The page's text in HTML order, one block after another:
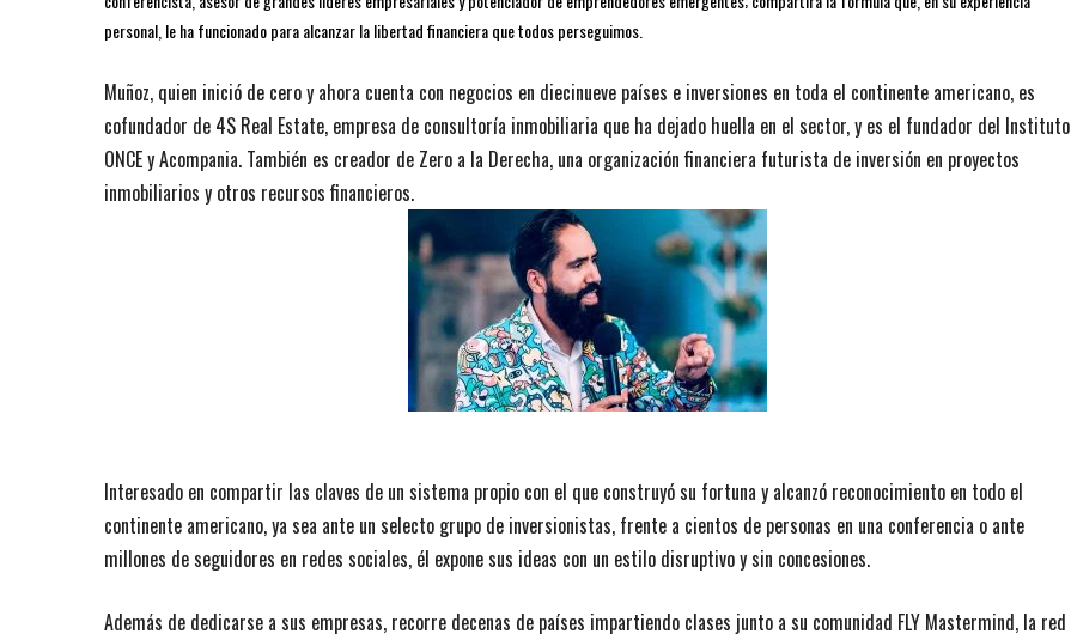
personal, le ha funcionado para alcanzar la libertad financiera que todos perseguimos.
Muñoz, quien inició de cero y ahora cuenta con negocios en diecinueve países e inversiones en toda el continente americano, es
cofundador de 4S Real Estate, empresa de consultoría inmobiliaria que ha dejado huella en el sector, y es el fundador del Instituto
ONCE y Acompania. También es creador de Zero a la Derecha, una organización financiera futurista de inversión en proyectos
inmobiliarios y otros recursos financieros.
Interesado en compartir las claves de un sistema propio con el que construyó su fortuna y alcanzó reconocimiento en todo el
continente americano, ya sea ante un selecto grupo de inversionistas, frente a cientos de personas en una conferencia o ante
millones de seguidores en redes sociales, él expone sus ideas con un estilo disruptivo y sin concesiones.
Además de dedicarse a sus empresas, recorre decenas de países impartiendo clases junto a su comunidad FLY Mastermind, la red